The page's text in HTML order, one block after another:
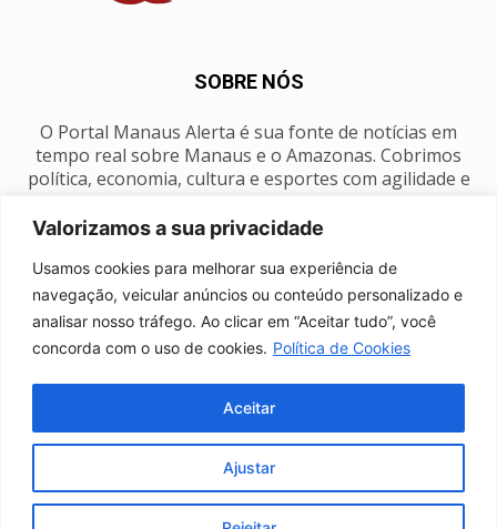
Valorizamos a sua privacidade
Usamos cookies para melhorar sua experiência de
navegação, veicular anúncios ou conteúdo personalizado e
analisar nosso tráfego. Ao clicar em “Aceitar tudo”, você
concorda com o uso de cookies. Política de Cookies
Ajustar
Aceitar
SOBRE NÓS
O Portal Manaus Alerta é sua fonte de notícias em
tempo real sobre Manaus e o Amazonas. Cobrimos
política, economia, cultura e esportes com agilidade e
manausalerta@gmail.com
SIGA-NOS
Fale conosco
Manaus Clima